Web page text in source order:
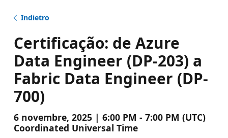
Indietro
Certificação: de Azure
Data Engineer (DP-203) a
Fabric Data Engineer (DP-
700)
6 novembre, 2025 | 6:00 PM - 7:00 PM (UTC)
Coordinated Universal Time